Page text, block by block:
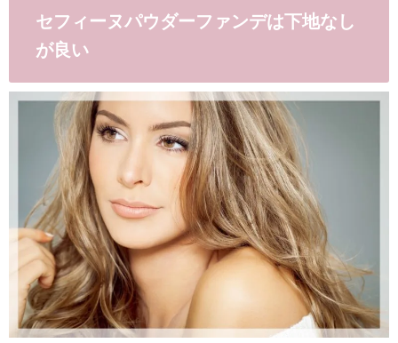
セフィーヌパウダーファンデは下地なし
が良い